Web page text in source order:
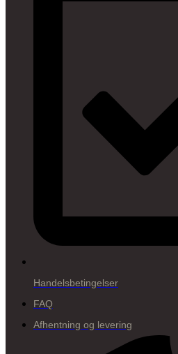
Handelsbetingelser
FAQ
Afhentning og levering